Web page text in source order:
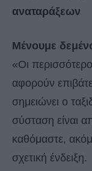
αναταράξεων
Μένουμε
«Οι
αφορούν
σημειώνει ο
σύσταση είναι
καθόμαστε,
σχετική ένδειξη.